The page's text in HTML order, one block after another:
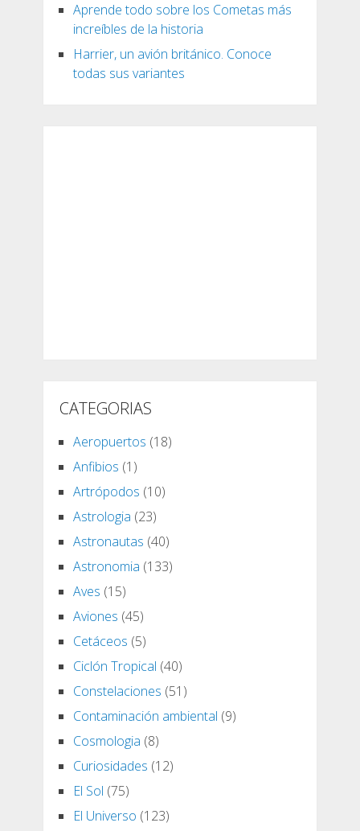
Aprende todo sobre los Cometas más
increíbles de la historia
Harrier, un avión británico. Conoce
todas sus variantes
CATEGORIAS
Aeropuertos (18)
Anfibios (1)
Artrópodos (10)
Astrologia (23)
Astronautas (40)
Astronomia (133)
Aves (15)
Aviones (45)
Cetáceos (5)
Ciclón Tropical (40)
Constelaciones (51)
Contaminación ambiental (9)
Cosmologia (8)
Curiosidades (12)
El Sol (75)
El Universo (123)